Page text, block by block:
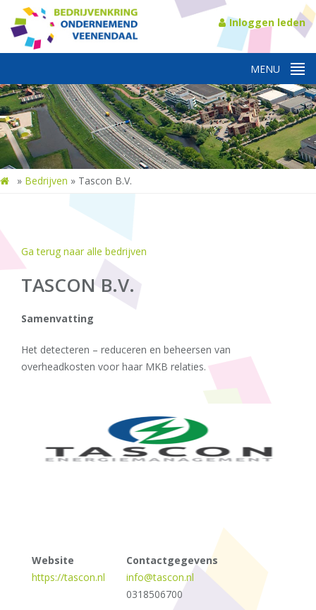
Inloggen leden
» Bedrijven » Tascon B.V.
Ga terug naar alle bedrijven
TASCON B.V.
Samenvatting
Het detecteren – reduceren en beheersen van
overheadkosten voor haar MKB relaties.
Website
https://tascon.nl
Contactgegevens
info@tascon.nl
0318506700